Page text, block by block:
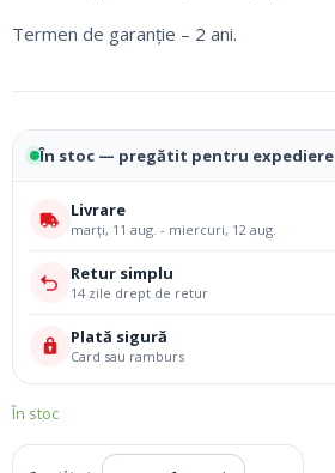
Termen de garanţie – 2 ani.
În stoc — pregătit pentru expediere
Livrare
marți, 11 aug. - miercuri, 12 aug.
Retur simplu
14 zile drept de retur
Plată sigură
Card sau ramburs
În stoc